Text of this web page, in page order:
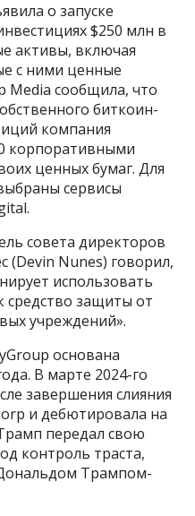
о запуске
$250 млн в
активы, включая
с ними ценные
Media сообщила, что
биткоин-
компания
корпоративными
ценных бумаг. Для
сервисы
совета директоров
(Devin Nunes) говорил,
использовать
средство защиты от
учреждений».
основана
В марте 2024-го
завершения слияния
и дебютировала на
передал свою
контроль траста,
Трампом-